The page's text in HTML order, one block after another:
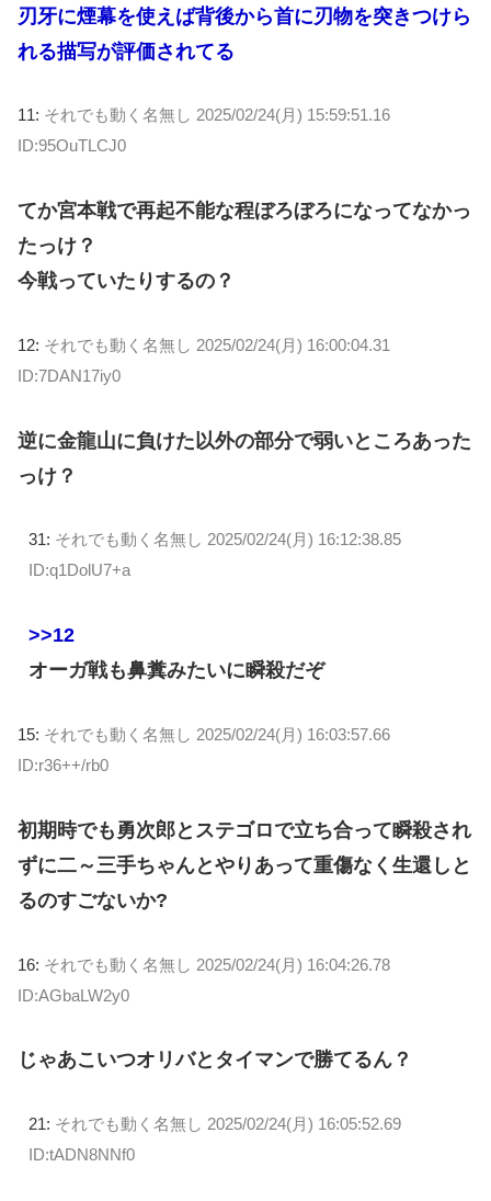
刃牙に煙幕を使えば背後から首に刃物を突きつけら
れる描写が評価されてる
11: それでも動く名無し 2025/02/24(月) 15:59:51.16
ID:95OuTLCJ0
てか宮本戦で再起不能な程ぼろぼろになってなかっ
たっけ？
今戦っていたりするの？
12: それでも動く名無し 2025/02/24(月) 16:00:04.31
ID:7DAN17iy0
逆に金龍山に負けた以外の部分で弱いところあった
っけ？
31: それでも動く名無し 2025/02/24(月) 16:12:38.85
ID:q1DolU7+a
>>12
オーガ戦も鼻糞みたいに瞬殺だぞ
15: それでも動く名無し 2025/02/24(月) 16:03:57.66
ID:r36++/rb0
初期時でも勇次郎とステゴロで立ち合って瞬殺され
ずに二～三手ちゃんとやりあって重傷なく生還しと
るのすごないか?
16: それでも動く名無し 2025/02/24(月) 16:04:26.78
ID:AGbaLW2y0
じゃあこいつオリバとタイマンで勝てるん？
21: それでも動く名無し 2025/02/24(月) 16:05:52.69
ID:tADN8NNf0